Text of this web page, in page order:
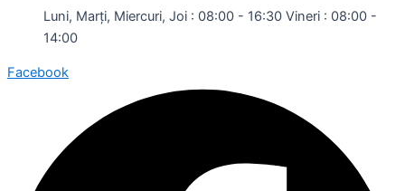
Luni, Marți, Miercuri, Joi : 08:00 - 16:30 Vineri : 08:00 -
14:00
Facebook